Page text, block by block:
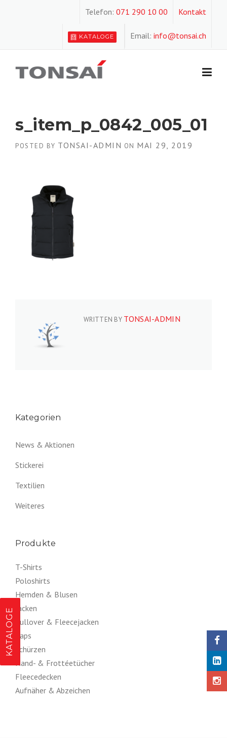
Kontakt
Telefon: 071 290 10 00
Email: info@tonsai.ch
KATALOGE
s_item_p_0842_005_01
POSTED BY TONSAI-ADMIN ON MAI 29, 2019
WRITTEN BY TONSAI-ADMIN
Kategorien
News & Aktionen
Stickerei
Textilien
Weiteres
Produkte
T-Shirts
Poloshirts
Hemden & Blusen
Jacken
Pullover & Fleecejacken
Caps
Schürzen
Hand- & Frottéetücher
Fleecedecken
Aufnäher & Abzeichen
KATALOGE